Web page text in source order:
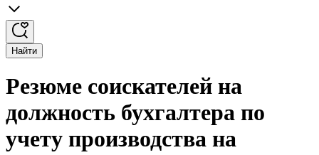
Найти
Резюме соискателей на
должность бухгалтера по
учету производства на